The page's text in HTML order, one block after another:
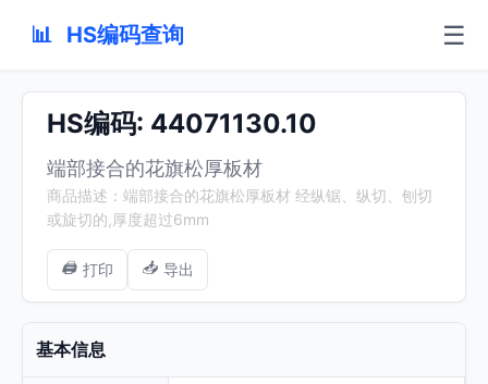
📊 HS编码查询 ☰
HS编码: 44071130.10
端部接合的花旗松厚板材
商品描述：端部接合的花旗松厚板材 经纵锯、纵切、刨切
或旋切的,厚度超过6mm
🖨️ 打印 📥 导出
基本信息